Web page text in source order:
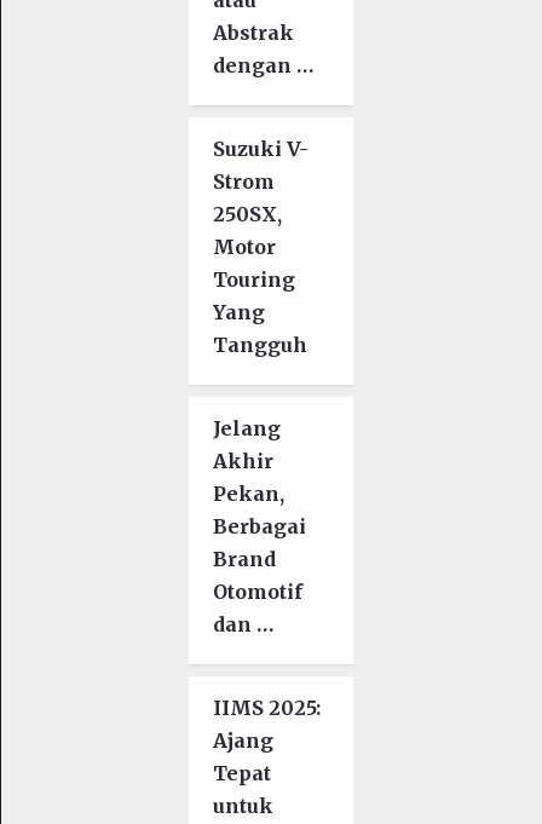
Abstrak
dengan …
Suzuki V-
Strom
250SX,
Motor
Touring
Yang
Tangguh
Jelang
Akhir
Pekan,
Berbagai
Brand
Otomotif
dan …
IIMS 2025:
Ajang
Tepat
untuk